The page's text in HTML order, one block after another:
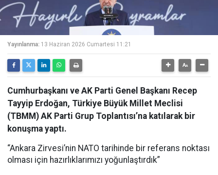
Yayınlanma: 13 Haziran 2026 Cumartesi 11:21
Cumhurbaşkanı ve AK Parti Genel Başkanı Recep
Tayyip Erdoğan, Türkiye Büyük Millet Meclisi
(TBMM) AK Parti Grup Toplantısı’na katılarak bir
konuşma yaptı.
“Ankara Zirvesi’nin NATO tarihinde bir referans noktası
olması için hazırlıklarımızı yoğunlaştırdık”